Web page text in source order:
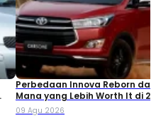
Perbedaan Innova Reborn
Mana yang Lebih Worth It di
09 Agu 2026